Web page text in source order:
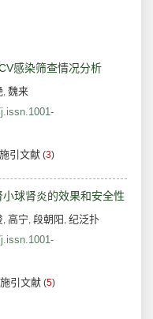
感染筛查情况分析
, 魏来
施引文献 (3)
球肾炎的效果和安全性
, 高宁, 段朝阳 , 纪泛扑
施引文献 (5)